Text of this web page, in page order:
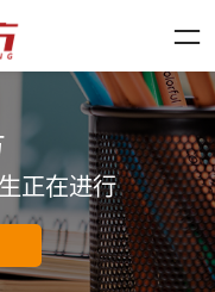
正在进行